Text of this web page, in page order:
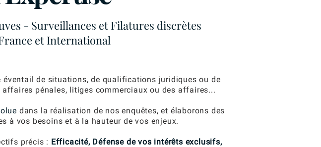
- Surveillances et Filatures discrètes
et International
éventail de situations, de qualifications juridiques ou de
pénales, litiges commerciaux ou des affaires...
dans la réalisation de nos enquêtes, et élaborons des
à vos besoins et à la hauteur de vos enjeux.
précis : Efficacité, Défense de vos intérêts exclusifs,